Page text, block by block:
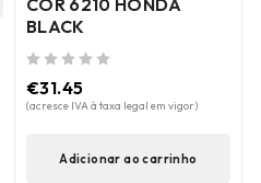
BLACK
€31.45
(acresce IVA à taxa legal em vigor)
Adicionar ao carrinho